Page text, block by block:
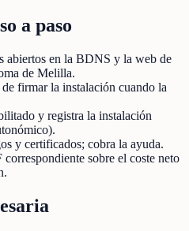
a paso
abiertos en la BDNS y la web de
de Melilla.
firmar la instalación cuando la
y registra la instalación
y certificados; cobra la ayuda.
sobre el coste neto